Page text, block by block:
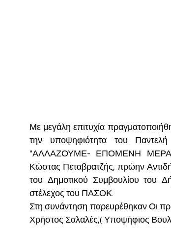
Με μεγάλη επιτυχία
την υποψηφιότητα του
"ΑΛΛΑΖΟΥΜΕ- ΕΠΟΜΕΝΗ ΜΕΡΑ",
Κώστας Πεταβρατζής, πρώην
του Δημοτικού Συμβουλίου του
στέλεχος του ΠΑΣΟΚ.
Στη συνάντηση παρευρέθηκαν Οι
Χρήστος Σαλαλές,( Υποψήφιος